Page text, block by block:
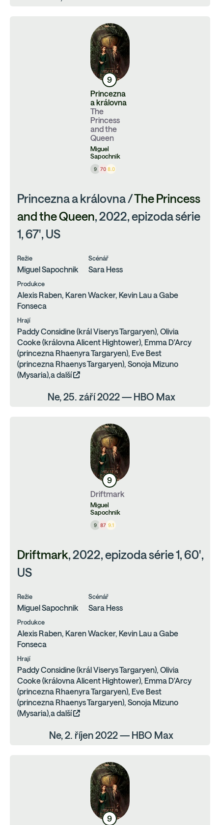
9
Princezna
a královna
The
Princess
and the
Queen
Miguel
Sapochnik
9 70 8.0
Princezna a královna /The Princess
and the Queen, 2022, epizoda série
1, 67', US
Režie
Miguel Sapochnik
Scénář
Sara Hess
Produkce
Alexis Raben, Karen Wacker, Kevin Lau a Gabe
Fonseca
Hrají
Paddy Considine (král Viserys Targaryen), Olivia
Cooke (královna Alicent Hightower), Emma D'Arcy
(princezna Rhaenyra Targaryen), Eve Best
(princezna Rhaenys Targaryen), Sonoja Mizuno
(Mysaria),a další
Ne, 25. září 2022 — HBO Max
9
Driftmark
Miguel
Sapochnik
9 87 9.1
Driftmark, 2022, epizoda série 1, 60',
US
Režie
Miguel Sapochnik
Scénář
Sara Hess
Produkce
Alexis Raben, Karen Wacker, Kevin Lau a Gabe
Fonseca
Hrají
Paddy Considine (král Viserys Targaryen), Olivia
Cooke (královna Alicent Hightower), Emma D'Arcy
(princezna Rhaenyra Targaryen), Eve Best
(princezna Rhaenys Targaryen), Sonoja Mizuno
(Mysaria),a další
Ne, 2. říjen 2022 — HBO Max
9